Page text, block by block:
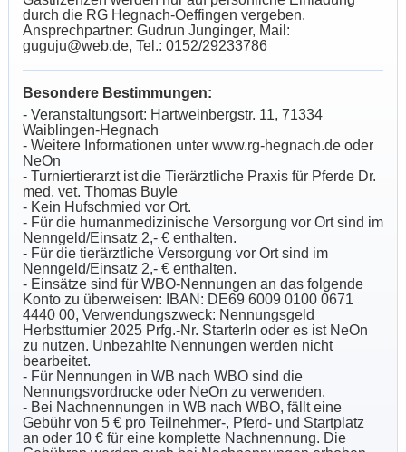
durch die RG Hegnach-Oeffingen vergeben.
Ansprechpartner: Gudrun Junginger, Mail:
guguju@web.de, Tel.: 0152/29233786
Besondere Bestimmungen:
- Veranstaltungsort: Hartweinbergstr. 11, 71334
Waiblingen-Hegnach
- Weitere Informationen unter www.rg-hegnach.de oder
NeOn
- Turniertierarzt ist die Tierärztliche Praxis für Pferde Dr.
med. vet. Thomas Buyle
- Kein Hufschmied vor Ort.
- Für die humanmedizinische Versorgung vor Ort sind im
Nenngeld/Einsatz 2,- € enthalten.
- Für die tierärztliche Versorgung vor Ort sind im
Nenngeld/Einsatz 2,- € enthalten.
- Einsätze sind für WBO-Nennungen an das folgende
Konto zu überweisen: IBAN: DE69 6009 0100 0671
4440 00, Verwendungszweck: Nennungsgeld
Herbstturnier 2025 Prfg.-Nr. StarterIn oder es ist NeOn
zu nutzen. Unbezahlte Nennungen werden nicht
bearbeitet.
- Für Nennungen in WB nach WBO sind die
Nennungsvordrucke oder NeOn zu verwenden.
- Bei Nachnennungen in WB nach WBO, fällt eine
Gebühr von 5 € pro Teilnehmer-, Pferd- und Startplatz
an oder 10 € für eine komplette Nachnennung. Die